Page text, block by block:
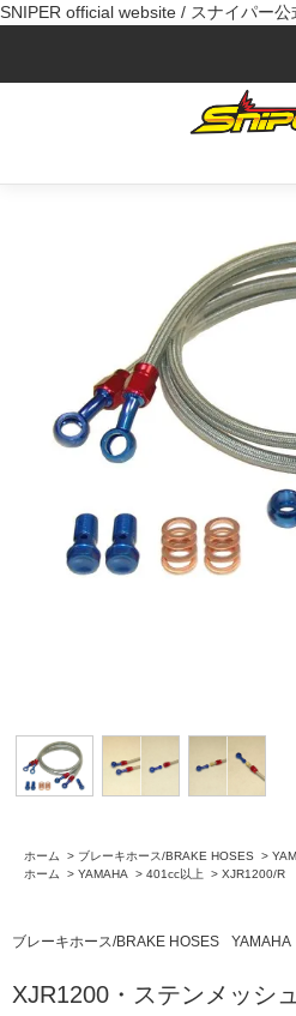
SNIPER official website / スナイパー公
ホーム > ブレーキホース/BRAKE HOSES >
ホーム
> YAMAHA > 401cc以上 > XJR1200/R
ブレーキホース/BRAKE HOSES YAMAHA
XJR1200・ステンメッシ